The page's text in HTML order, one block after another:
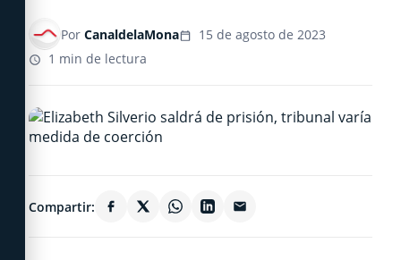
Por CanaldelaMona
15 de agosto de 2023
1 min de lectura
Compartir: